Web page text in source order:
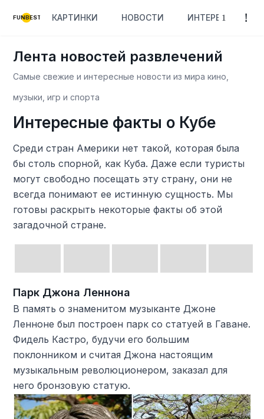
FUNBEST КАРТИНКИ НОВОСТИ ИНТЕРЕСНОЕ
Лента новостей развлечений
Самые свежие и интересные новости из мира кино,
музыки, игр и спорта
Интересные факты о Кубе
Среди стран Америки нет такой, которая была
бы столь спорной, как Куба. Даже если туристы
могут свободно посещать эту страну, они не
всегда понимают ее истинную сущность. Мы
готовы раскрыть некоторые факты об этой
загадочной стране.
Парк Джона Леннона
В память о знаменитом музыканте Джоне
Ленноне был построен парк со статуей в Гаване.
Фидель Кастро, будучи его большим
поклонником и считая Джона настоящим
музыкальным революционером, заказал для
него бронзовую статую.